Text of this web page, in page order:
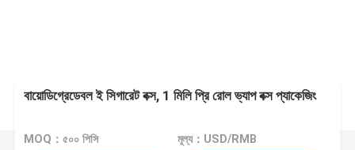
বায়োডিগ্রেডেবল ই সিগারেট বক্স, 1 মিলি প্রি রোল ভ্যাপ বক্স প্যাকেজিং
MOQ：৫০০ পিসি মূল্য：USD/RMB